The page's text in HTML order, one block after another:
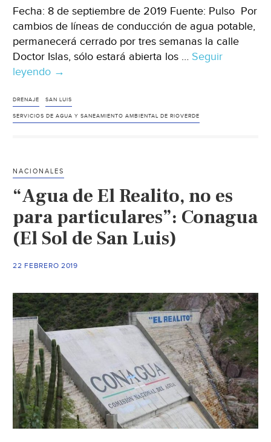
Fecha: 8 de septiembre de 2019 Fuente: Pulso Por
cambios de líneas de conducción de agua potable,
permanecerá cerrado por tres semanas la calle
Doctor Islas, sólo estará abierta los … Seguir
leyendo Rioverde:
doctor
Islas
línea
de
(Pulso)
→
DRENAJE SAN LUIS
SERVICIOS DE AGUA Y SANEAMIENTO AMBIENTAL DE RIOVERDE
NACIONALES
“Agua de El Realito, no es
para particulares”: Conagua
(El Sol de San Luis)
22 FEBRERO 2019